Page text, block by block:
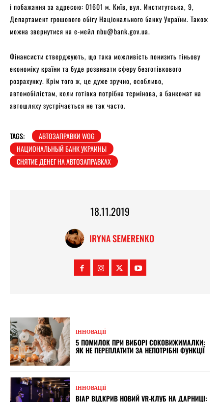
і побажання за адресою: 01601 м. Київ, вул. Институтська, 9,
Департамент грошового обігу Національного банку України. Також
можна звернутися на е-мейл nbu@bank.gov.ua.
Фінансисти стверджують, що така можливість понизить тіньову
економіку країни та буде розвивати сферу безготівкового
розрахунку. Крім того ж, це дуже зручно, особливо,
автомобілістам, коли готівка потрібна термінова, а банкомат на
автошляху зустрічається не так часто.
TAGS:
АВТОЗАПРАВКИ WOG
НАЦИОНАЛЬНЫЙ БАНК УКРАИНЫ
СНЯТИЕ ДЕНЕГ НА АВТОЗАПРАВКАХ
18.11.2019
IRYNA SEMERENKO
ІННОВАЦІЇ
5 ПОМИЛОК ПРИ ВИБОРІ СОКОВИЖИМАЛКИ:
ЯК НЕ ПЕРЕПЛАТИТИ ЗА НЕПОТРІБНІ ФУНКЦІЇ
ІННОВАЦІЇ
ВІАР ВІДКРИВ НОВИЙ VR-КЛУБ НА ДАРНИЦІ: